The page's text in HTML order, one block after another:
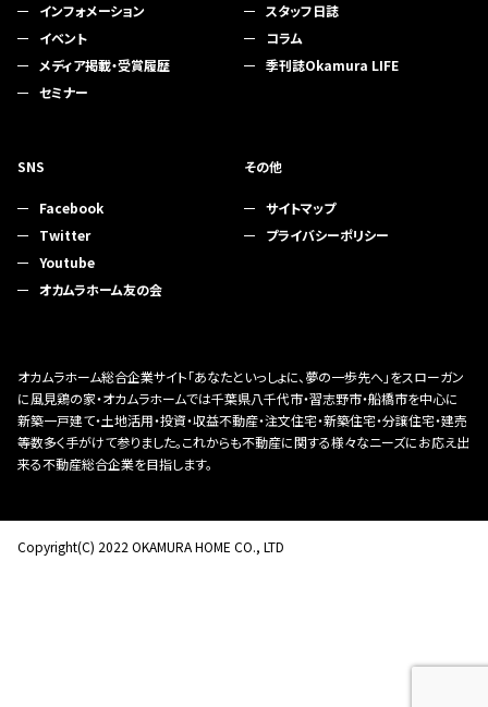
インフォメーション
イベント
メディア掲載・受賞履歴
セミナー
スタッフ日誌
コラム
季刊誌Okamura LIFE
SNS
Facebook
Twitter
Youtube
オカムラホーム友の会
その他
サイトマップ
プライバシーポリシー
オカムラホーム総合企業サイト「あなたといっしょに、夢の一歩先へ」をスローガン
に風見鶏の家・オカムラホームでは千葉県八千代市・習志野市・船橋市を中心に
新築一戸建て・土地活用・投資・収益不動産・注文住宅・新築住宅・分譲住宅・建売
等数多く手がけて参りました。これからも不動産に関する様々なニーズにお応え出
来る不動産総合企業を目指します。
Copyright(C) 2022 OKAMURA HOME CO., LTD